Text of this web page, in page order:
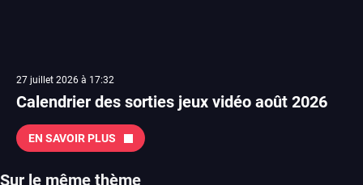
27 juillet 2026 à 17:32
Calendrier des sorties jeux vidéo août 2026
EN SAVOIR PLUS
Sur le même thème